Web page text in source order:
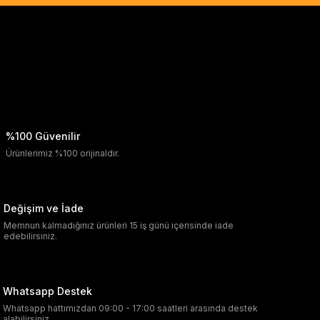
%100 Güvenilir
Ürünlerimiz %100 orijinaldir.
Değişim ve İade
Memnun kalmadığınız ürünleri 15 iş günü içerisinde iade
edebilirsiniz.
Whatsapp Destek
Whatsapp hattımızdan 09:00 - 17:00 saatleri arasında destek